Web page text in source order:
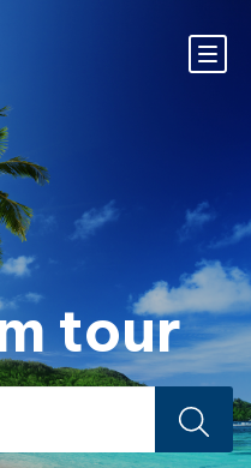
tour